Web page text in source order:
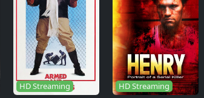
HD Streaming HD Streaming